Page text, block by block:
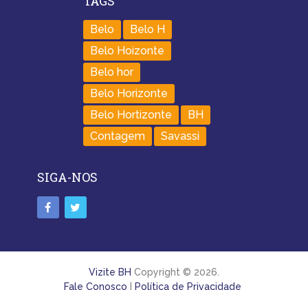
Belo
Belo H
Belo Hoizonte
Belo hor
Belo Horizonte
Belo Hortizonte
BH
Contagem
Savassi
SIGA-NOS
Vizite BH Copyright © 2026.
Fale Conosco | Política de Privacidade